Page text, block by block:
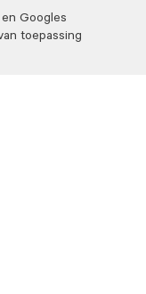
Googles
toepassing